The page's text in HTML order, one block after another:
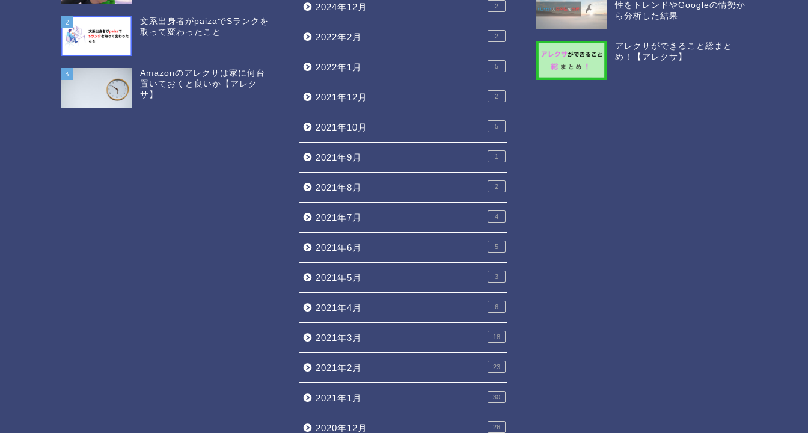
2
文系出身者がpaizaでSランクを
取って変わったこと
3
Amazonのアレクサは家に何台
置いておくと良いか【アレク
サ】
2024年12月 2
2022年2月 2
2022年1月 5
2021年12月 2
2021年10月 5
2021年9月 1
2021年8月 2
2021年7月 4
2021年6月 5
2021年5月 3
2021年4月 6
2021年3月 18
2021年2月 23
2021年1月 30
2020年12月 26
性をトレンドやGoogleの情勢か
ら分析した結果
アレクサができること総まと
め！【アレクサ】